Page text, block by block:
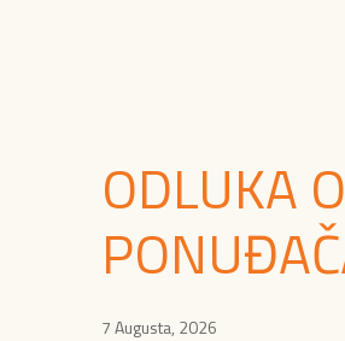
ODLUKA
7 Augusta, 2026